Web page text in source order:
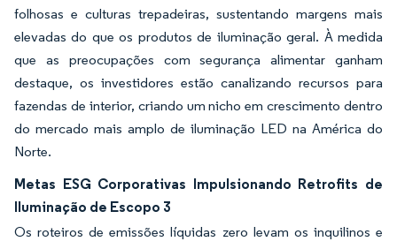
folhosas e culturas trepadeiras, sustentando margens mais
elevadas do que os produtos de iluminação geral. À medida
que as preocupações com segurança alimentar ganham
destaque, os investidores estão canalizando recursos para
fazendas de interior, criando um nicho em crescimento dentro
do mercado mais amplo de iluminação LED na América do
Norte.
Metas ESG Corporativas Impulsionando Retrofits de
Iluminação de Escopo 3
Os roteiros de emissões líquidas zero levam os inquilinos e